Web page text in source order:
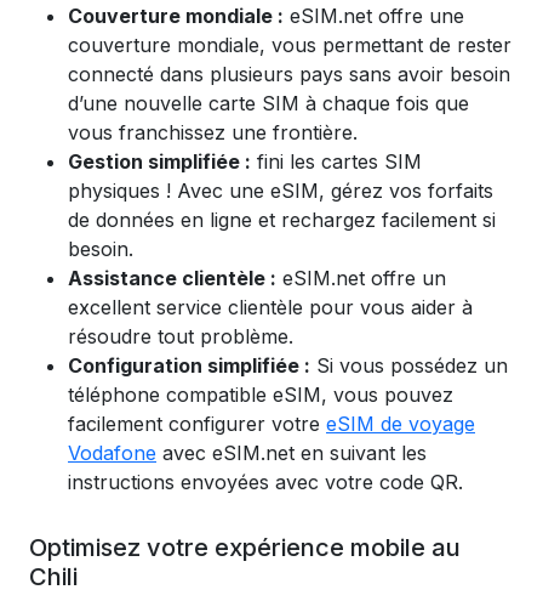
Couverture mondiale : eSIM.net offre une
couverture mondiale, vous permettant de rester
connecté dans plusieurs pays sans avoir besoin
d’une nouvelle carte SIM à chaque fois que
vous franchissez une frontière.
Gestion simplifiée : fini les cartes SIM
physiques ! Avec une eSIM, gérez vos forfaits
de données en ligne et rechargez facilement si
besoin.
Assistance clientèle : eSIM.net offre un
excellent service clientèle pour vous aider à
résoudre tout problème.
Configuration simplifiée : Si vous possédez un
téléphone compatible eSIM, vous pouvez
facilement configurer votre eSIM de voyage
Vodafone avec eSIM.net en suivant les
instructions envoyées avec votre code QR.
Optimisez votre expérience mobile au
Chili